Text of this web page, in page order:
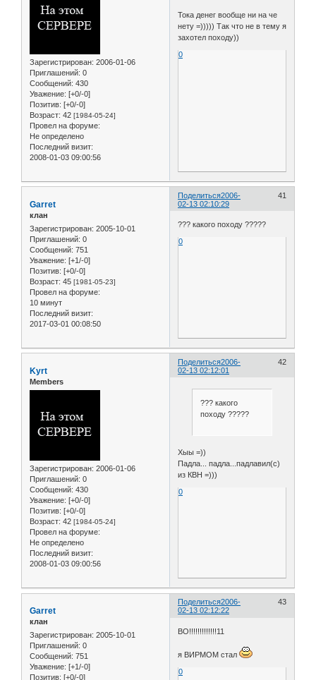
Зарегистрирован: 2006-01-06
Приглашений: 0
Сообщений: 430
Уважение: [+0/-0]
Позитив: [+0/-0]
Возраст: 42 [1984-05-24]
Провел на форуме:
Не определено
Последний визит:
2008-01-03 09:00:56
Тока денег вообще ни на че
нету =))))) Так что не в тему я
захотел походу))
0
Поделиться 41
2006-
02-13 02:10:29
Garret
клан
Зарегистрирован: 2005-10-01
Приглашений: 0
Сообщений: 751
Уважение: [+1/-0]
Позитив: [+0/-0]
Возраст: 45 [1981-05-23]
Провел на форуме:
10 минут
Последний визит:
2017-03-01 00:08:50
??? какого походу ?????
0
Поделиться 42
2006-
02-13 02:12:01
Kyrt
Members
Зарегистрирован: 2006-01-06
Приглашений: 0
Сообщений: 430
Уважение: [+0/-0]
Позитив: [+0/-0]
Возраст: 42 [1984-05-24]
Провел на форуме:
Не определено
Последний визит:
2008-01-03 09:00:56
??? какого
походу ?????
Хыы =))
Падла... падла...падлавил(с)
из КВН =)))
0
Поделиться 43
2006-
02-13 02:12:22
Garret
клан
Зарегистрирован: 2005-10-01
Приглашений: 0
Сообщений: 751
Уважение: [+1/-0]
Позитив: [+0/-0]
ВО!!!!!!!!!!!!!11
я ВИРМОМ стал
0